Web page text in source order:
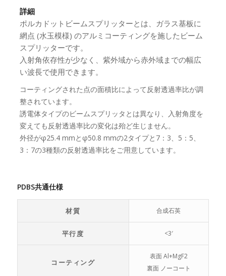
詳細
ポルカドットビームスプリッターとは、ガラス基板に
網点 (水玉模様) のアルミコーティングを施したビーム
スプリッターです。
入射角依存性が少なく、紫外域から赤外域までの幅広
い波長で使用できます。
コーティングされた点の面積比によって反射透過率比が調
整されています。
誘電体タイプのビームスプリッタとは異なり、入射角度を
変えても反射透過率比の変化は殆ど生じません。
外径がφ25.4 mmとφ50.8 mmの2タイプと7：3、5：5、
3：7の3種類の反射透過率比をご用意しています。
PDBS共通仕様
材質 合成石英
平行度 <3′
コーティング
表面 Al+MgF2
裏面 ノーコート